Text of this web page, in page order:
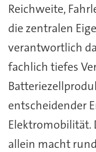
Reichweite,
die zentralen
verantwortlich
fachlich tiefes
entscheidender
Elektromobilität.
allein macht